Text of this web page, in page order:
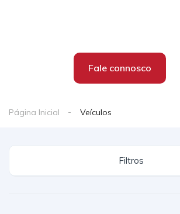
Fale connosco
Página Inicial Veículos
Filtros